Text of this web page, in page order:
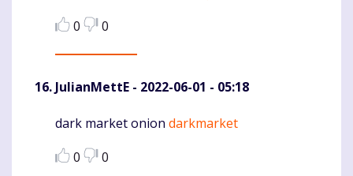
0
0
JulianMettE - 2022-06-01 - 05:18
Komentaras
dark market onion darkmarket
0
0